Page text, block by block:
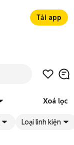
Tải app
Xoá lọc
Loại linh kiện